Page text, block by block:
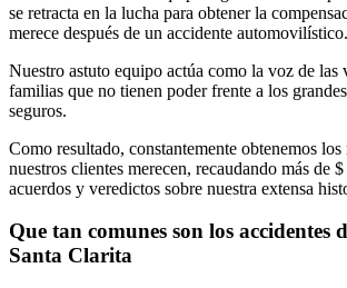
se retracta en la lucha para obtener la
merece después de un accidente automovilístico.
Nuestro astuto equipo actúa como la voz de las
familias que no tienen poder frente a los
seguros.
Como resultado, constantemente obtenemos los
nuestros clientes merecen, recaudando más de
acuerdos y veredictos sobre nuestra extensa
Que tan comunes son los accidentes
Santa Clarita